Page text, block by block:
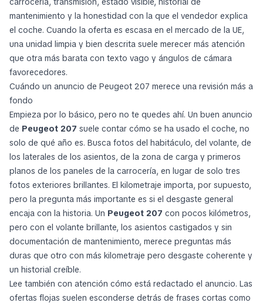
mantenimiento y la honestidad con la que el vendedor explica
el coche. Cuando la oferta es escasa en el mercado de la UE,
una unidad limpia y bien descrita suele merecer más atención
que otra más barata con texto vago y ángulos de cámara
favorecedores.
Cuándo un anuncio de Peugeot 207 merece una revisión más a
fondo
Empieza por lo básico, pero no te quedes ahí. Un buen anuncio
de Peugeot 207 suele contar cómo se ha usado el coche, no
solo de qué año es. Busca fotos del habitáculo, del volante, de
los laterales de los asientos, de la zona de carga y primeros
planos de los paneles de la carrocería, en lugar de solo tres
fotos exteriores brillantes. El kilometraje importa, por supuesto,
pero la pregunta más importante es si el desgaste general
encaja con la historia. Un Peugeot 207 con pocos kilómetros,
pero con el volante brillante, los asientos castigados y sin
documentación de mantenimiento, merece preguntas más
duras que otro con más kilometraje pero desgaste coherente y
un historial creíble.
Lee también con atención cómo está redactado el anuncio. Las
ofertas flojas suelen esconderse detrás de frases cortas como